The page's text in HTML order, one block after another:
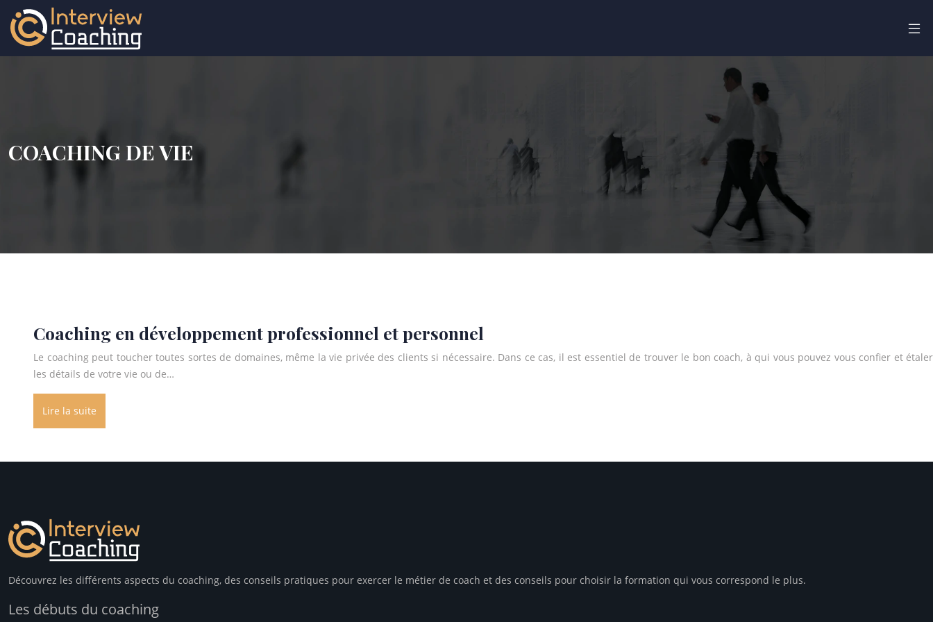
COACHING DE VIE
Coaching en développement professionnel et personnel
Le coaching peut toucher toutes sortes de domaines, même la vie privée des clients si nécessaire. Dans ce cas, il est essentiel de trouver le bon coach, à qui vous pouvez vous confier et étaler
les détails de votre vie ou de…
Lire la suite
Découvrez les différents aspects du coaching, des conseils pratiques pour exercer le métier de coach et des conseils pour choisir la formation qui vous correspond le plus.
Les débuts du coaching